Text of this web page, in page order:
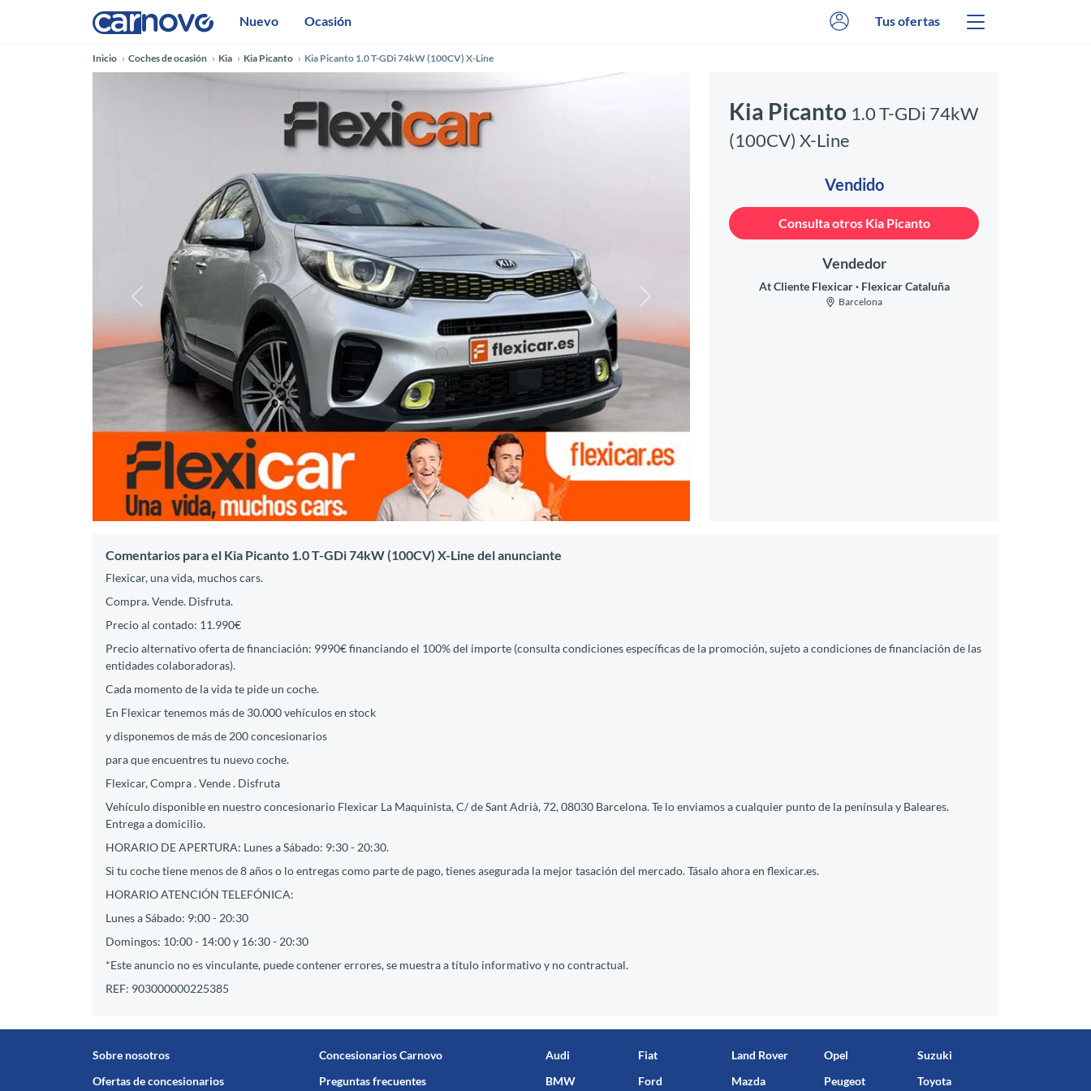
Nuevo Ocasión Tus ofertas
Inicio Coches de ocasión Kia Kia Picanto Kia Picanto 1.0 T-GDi 74kW (100CV) X-Line
Anterior Siguiente
Kia Picanto 1.0 T-GDi 74kW
(100CV) X-Line
Vendido
Consulta otros Kia Picanto
Vendedor
At Cliente Flexicar Flexicar Cataluña
Barcelona
Comentarios para el Kia Picanto 1.0 T-GDi 74kW (100CV) X-Line del anunciante
Flexicar, una vida, muchos cars.
Compra. Vende. Disfruta.
Precio al contado: 11.990€
Precio alternativo oferta de financiación: 9990€ financiando el 100% del importe (consulta condiciones específicas de la promoción, sujeto a condiciones de financiación de las
entidades colaboradoras).
Cada momento de la vida te pide un coche.
En Flexicar tenemos más de 30.000 vehículos en stock
y disponemos de más de 200 concesionarios
para que encuentres tu nuevo coche.
Flexicar, Compra . Vende . Disfruta
Vehículo disponible en nuestro concesionario Flexicar La Maquinista, C/ de Sant Adrià, 72, 08030 Barcelona. Te lo enviamos a cualquier punto de la península y Baleares.
Entrega a domicilio.
HORARIO DE APERTURA: Lunes a Sábado: 9:30 - 20:30.
Si tu coche tiene menos de 8 años o lo entregas como parte de pago, tienes asegurada la mejor tasación del mercado. Tásalo ahora en flexicar.es.
HORARIO ATENCIÓN TELEFÓNICA:
Lunes a Sábado: 9:00 - 20:30
Domingos: 10:00 - 14:00 y 16:30 - 20:30
*Este anuncio no es vinculante, puede contener errores, se muestra a título informativo y no contractual.
REF: 903000000225385
Sobre nosotros
Ofertas de concesionarios
Concesionarios Carnovo
Preguntas frecuentes
Audi
BMW
Fiat
Ford
Land Rover
Mazda
Opel
Peugeot
Suzuki
Toyota